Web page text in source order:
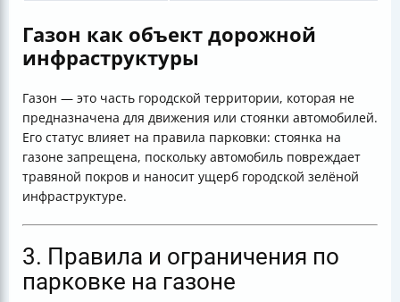
Газон как объект дорожной
инфраструктуры
Газон — это часть городской территории, которая не
предназначена для движения или стоянки автомобилей.
Его статус влияет на правила парковки: стоянка на
газоне запрещена, поскольку автомобиль повреждает
травяной покров и наносит ущерб городской зелёной
инфраструктуре.
3. Правила и ограничения по
парковке на газоне